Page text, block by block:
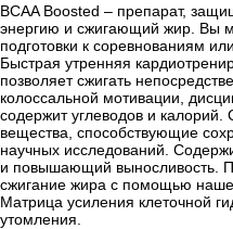
BCAA Boosted – препарат,
энергию и сжигающий жир. Вы
подготовки к соревнованиям
Быстрая утренняя
позволяет сжигать
колоссальной мотивации,
содержит углеводов и
вещества, способствующие
научных исследований.
и повышающий выносливость.
сжигание жира с помощью
Матрица усиления клеточной
утомления.